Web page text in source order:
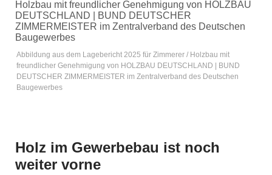
Abbildung aus dem Lagebericht 2025 für Zimmerer / Holzbau mit
freundlicher Genehmigung von HOLZBAU DEUTSCHLAND | BUND
DEUTSCHER ZIMMERMEISTER im Zentralverband des Deutschen
Baugewerbes
Holz im Gewerbebau ist noch
weiter vorne